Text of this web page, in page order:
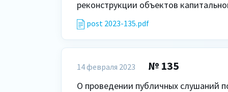
реконструкции объектов
post 2023-135.pdf
14 февраля 2023 № 135
О проведении публичных слушаний